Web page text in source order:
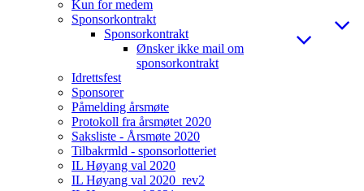
Kun for medem
Sponsorkontrakt
Sponsorkontrakt
Ønsker ikke mail om
sponsorkontrakt
Idrettsfest
Sponsorer
Påmelding årsmøte
Protokoll fra årsmøtet 2020
Saksliste - Årsmøte 2020
Tilbakrmld - sponsorlotteriet
IL Høyang val 2020
IL Høyang val 2020_rev2